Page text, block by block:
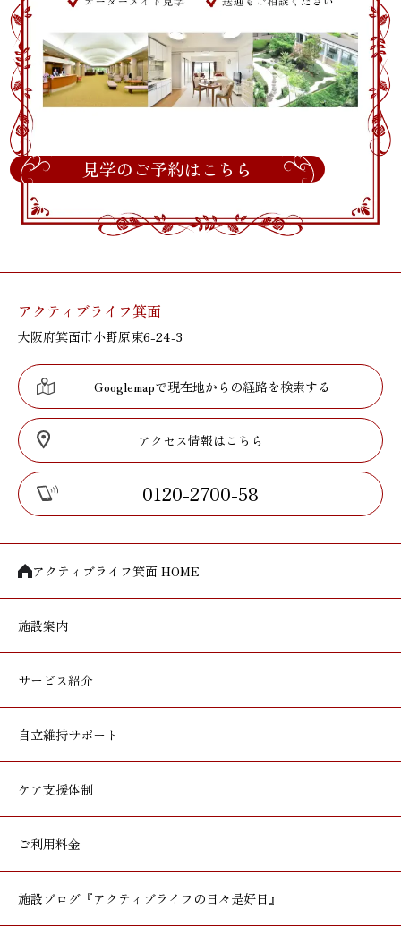
見学のご予約はこちら
アクティブライフ箕面
大阪府箕面市小野原東6-24-3
Googlemapで現在地からの経路を検索する
アクセス情報はこちら
0120-2700-58
アクティブライフ箕面 HOME
施設案内
サービス紹介
自立維持サポート
ケア支援体制
ご利用料金
施設ブログ 『アクティブライフの日々是好日』